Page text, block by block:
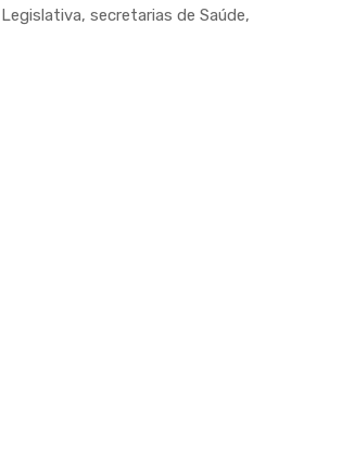
secretarias de Saúde,